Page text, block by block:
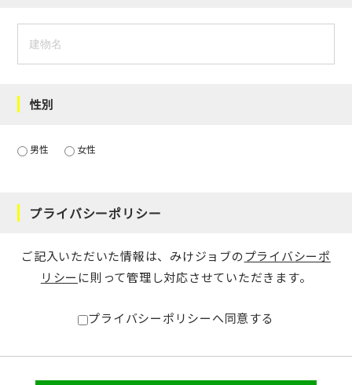
性別
男性 女性
プライバシーポリシー
ご記入いただいた情報は、みけジョブのプライバシーポ
リシー に則って管理し対応させていただきます。
プライバシーポリシーへ同意する